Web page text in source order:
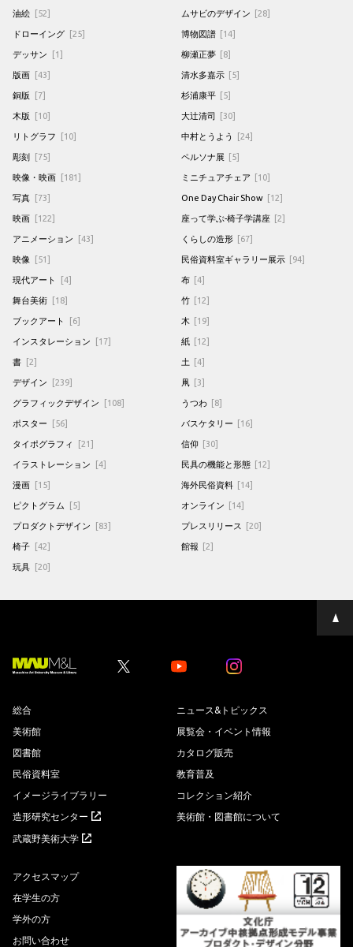
油絵 [52]
ドローイング [25]
デッサン [1]
版画 [43]
銅版 [7]
木版 [10]
リトグラフ [10]
彫刻 [75]
映像・映画 [181]
写真 [73]
映画 [122]
アニメーション [43]
映像 [51]
現代アート [4]
舞台美術 [18]
ブックアート [6]
インスタレーション [17]
書 [2]
デザイン [239]
グラフィックデザイン [108]
ポスター [56]
タイポグラフィ [21]
イラストレーション [4]
漫画 [15]
ピクトグラム [5]
プロダクトデザイン [83]
椅子 [42]
玩具 [20]
ムサビのデザイン [28]
博物図譜 [14]
柳瀬正夢 [8]
清水多嘉示 [5]
杉浦康平 [5]
大辻清司 [30]
中村とうよう [24]
ペルソナ展 [5]
ミニチュアチェア [10]
One Day Chair Show [12]
座って学ぶ-椅子学講座 [2]
くらしの造形 [67]
民俗資料室ギャラリー展示 [94]
布 [4]
竹 [12]
木 [19]
紙 [12]
土 [4]
凧 [3]
うつわ [8]
バスケタリー [16]
信仰 [30]
民具の機能と形態 [12]
海外民俗資料 [14]
オンライン [14]
プレスリリース [20]
館報 [2]
ペ
ー
Youtube Youtube
総合
美術館
図書館
民俗資料室
イメージライブラリー
造形研究センター
武蔵野美術大学
ニュース&トピックス
展覧会・イベント情報
カタログ販売
教育普及
コレクション紹介
美術館・図書館について
アクセスマップ
在学生の方
学外の方
お問い合わせ